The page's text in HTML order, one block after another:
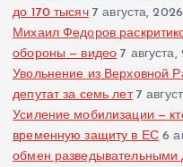
до 170 тысяч 7 августа, 2026
Михаил Федоров
обороны — видео 7 августа,
Увольнение из Верховной
депутат за семь лет 7
Усиление мобилизации —
временную защиту в ЕС 6
обмен